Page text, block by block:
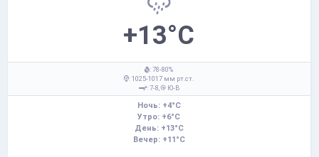
+13°C
: 78-80%
: 1025-1017 мм рт.ст.
: 7-8,
Ю-В
Ночь: +4°C
Утро: +6°C
День: +13°C
Вечер: +11°C